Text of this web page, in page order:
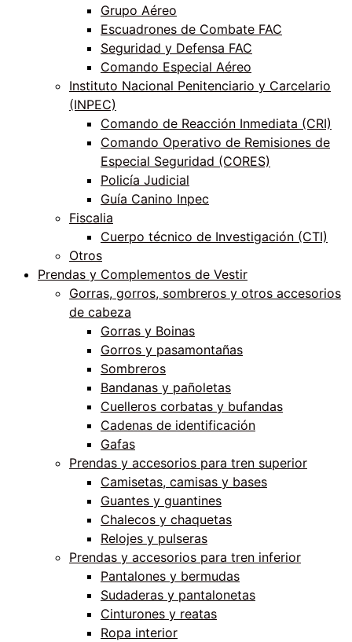
Grupo Aéreo
Escuadrones de Combate FAC
Seguridad y Defensa FAC
Comando Especial Aéreo
Instituto Nacional Penitenciario y Carcelario
(INPEC)
Comando de Reacción Inmediata (CRI)
Comando Operativo de Remisiones de
Especial Seguridad (CORES)
Policía Judicial
Guía Canino Inpec
Fiscalia
Cuerpo técnico de Investigación (CTI)
Otros
Prendas y Complementos de Vestir
Gorras, gorros, sombreros y otros accesorios
de cabeza
Gorras y Boinas
Gorros y pasamontañas
Sombreros
Bandanas y pañoletas
Cuelleros corbatas y bufandas
Cadenas de identificación
Gafas
Prendas y accesorios para tren superior
Camisetas, camisas y bases
Guantes y guantines
Chalecos y chaquetas
Relojes y pulseras
Prendas y accesorios para tren inferior
Pantalones y bermudas
Sudaderas y pantalonetas
Cinturones y reatas
Ropa interior